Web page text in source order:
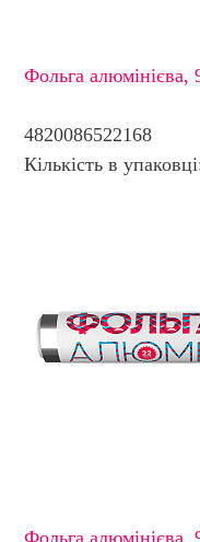
Фольга
4820086522168
Кількість в
Фольга